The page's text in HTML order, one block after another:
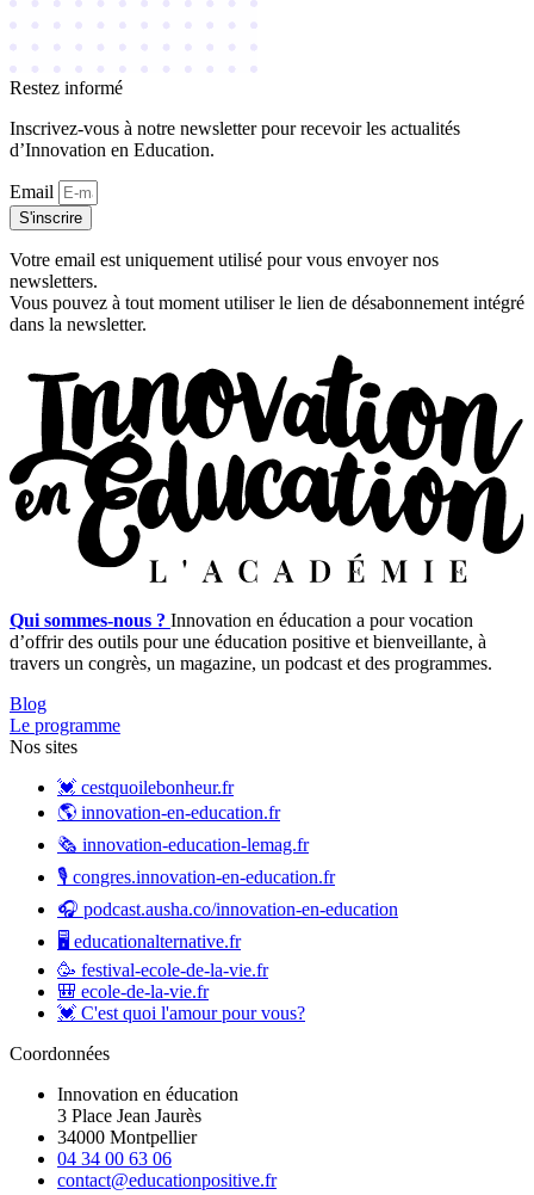
Restez informé
Inscrivez-vous à notre newsletter pour recevoir les actualités
d’Innovation en Education.
Email
S'inscrire
Votre email est uniquement utilisé pour vous envoyer nos
newsletters.
Vous pouvez à tout moment utiliser le lien de désabonnement intégré
dans la newsletter.
Qui sommes-nous ? Innovation en éducation a pour vocation
d’offrir des outils pour une éducation positive et bienveillante, à
travers un congrès, un magazine, un podcast et des programmes.
Blog
Le programme
Nos sites
💓 cestquoilebonheur.fr
🌎 innovation-en-education.fr
🗞️ innovation-education-lemag.fr
🎙️ congres.innovation-en-education.fr
🎧 podcast.ausha.co/innovation-en-education
🖥️ educationalternative.fr
🥳 festival-ecole-de-la-vie.fr
🎒 ecole-de-la-vie.fr
💓 C'est quoi l'amour pour vous?
Coordonnées
Innovation en éducation
3 Place Jean Jaurès
34000 Montpellier
04 34 00 63 06
contact@educationpositive.fr